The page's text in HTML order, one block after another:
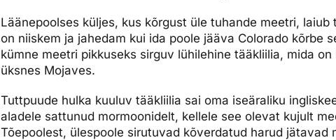
Läänepoolses küljes, kus kõrgust üle tuhande meetri,
on niiskem ja jahedam kui ida poole jääva Colorado kõrbe
kümne meetri pikkuseks sirguv lühilehine tääkliilia, mida
üksnes Mojaves.
Tuttpuude hulka kuuluv tääkliilia sai oma iseäraliku
aladele sattunud mormoonidelt, kellele see olevat kujult
Tõepoolest, ülespoole sirutuvad kõverdatud harud jätavad